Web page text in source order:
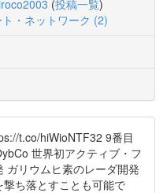
(投稿一覧)
ト・ネットワーク (2)
t.co/hiWioNTF32 9番目
世界初アクティブ・フ
ガリウムヒ素のレーダ開発
ち落とすことも可能で